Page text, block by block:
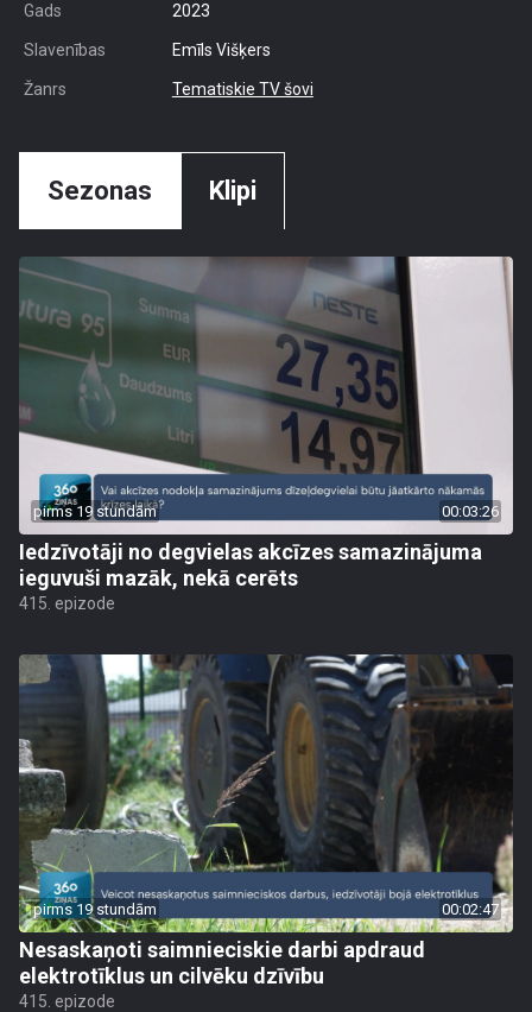
Gads 2023
Slavenības Emīls Višķers
Žanrs Tematiskie TV šovi
Sezonas Klipi
pirms 19 stundām 00:03:26
Iedzīvotāji no degvielas akcīzes samazinājuma
ieguvuši mazāk, nekā cerēts
415. epizode
pirms 19 stundām 00:02:47
Nesaskaņoti saimnieciskie darbi apdraud
elektrotīklus un cilvēku dzīvību
415. epizode